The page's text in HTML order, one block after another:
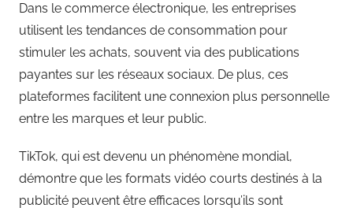
Dans le commerce électronique, les entreprises
utilisent les tendances de consommation pour
stimuler les achats, souvent via des publications
payantes sur les réseaux sociaux. De plus, ces
plateformes facilitent une connexion plus personnelle
entre les marques et leur public.
TikTok, qui est devenu un phénomène mondial,
démontre que les formats vidéo courts destinés à la
publicité peuvent être efficaces lorsqu’ils sont